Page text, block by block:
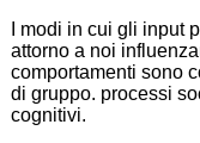
I modi in cui gli input
attorno a noi
comportamenti sono
di gruppo. processi
cognitivi.